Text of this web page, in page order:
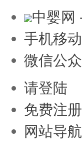
中婴网
手机移
微信公
请登陆
免费注册
网站导航